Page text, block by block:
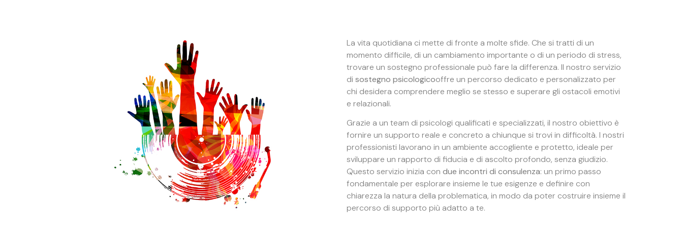
La vita quotidiana ci mette di fronte a molte sfide. Che si tratti di un
momento difficile, di un cambiamento importante o di un periodo di stress,
trovare un sostegno professionale può fare la differenza. Il nostro servizio
di sostegno psicologicooffre un percorso dedicato e personalizzato per
chi desidera comprendere meglio se stesso e superare gli ostacoli emotivi
e relazionali.
Grazie a un team di psicologi qualificati e specializzati, il nostro obiettivo è
fornire un supporto reale e concreto a chiunque si trovi in difficoltà. I nostri
professionisti lavorano in un ambiente accogliente e protetto, ideale per
sviluppare un rapporto di fiducia e di ascolto profondo, senza giudizio.
Questo servizio inizia con due incontri di consulenza: un primo passo
fondamentale per esplorare insieme le tue esigenze e definire con
chiarezza la natura della problematica, in modo da poter costruire insieme il
percorso di supporto più adatto a te.